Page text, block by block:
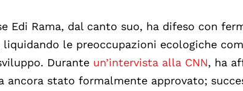
Edi Rama, dal canto suo, ha difeso con
le preoccupazioni ecologiche
Durante un’intervista alla CNN, ha
ancora stato formalmente approvato;